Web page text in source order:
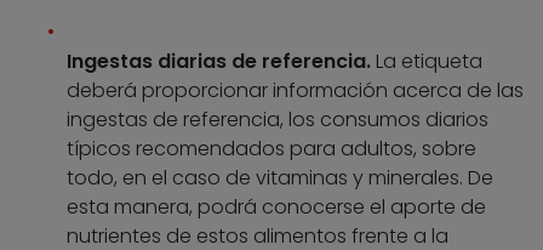
Ingestas diarias de referencia. La etiqueta
deberá proporcionar información acerca de las
ingestas de referencia, los consumos diarios
típicos recomendados para adultos, sobre
todo, en el caso de vitaminas y minerales. De
esta manera, podrá conocerse el aporte de
nutrientes de estos alimentos frente a la